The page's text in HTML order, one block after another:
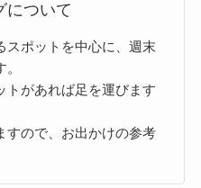
について
スポットを中心に、週末
トがあれば足を運びます
すので、お出かけの参考